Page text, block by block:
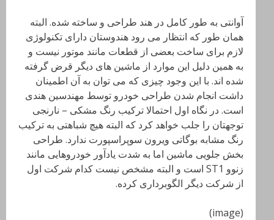
آوانتی به طور کامل در هند طراحی و ساخته شده. البته
همان طور که انتظار می رود هندوستان دارای تکنولوژی
لازم برای ساخت بعضی از قطعات مانند موتور نیست و
به همین دلیل این موارد از ماشین های دیگر قرض گرفته
شده اند. با این وجود چیزی که می توان به آن اطمینان
داشت انجام شدن طراحی خودرو توسط مهندسین هندی
است. در نگاه اول احتمالا ترکیب رنگ مشکی – نارنجی
توجهتان را جلب خواهد کرد که البته هیچ شباهتی به ترکیب
رنگ مشابه بوگاتی ویرون سوپراسپورت ندارد. طراحی
بخش جلویی ماشین اما به شدت یادآور خودروهایی مانند
زنوو ST1 است و البته مشخص نیست کدام شرکت اول
از شرکت دیگر الگوبرداری کرده.
(image)